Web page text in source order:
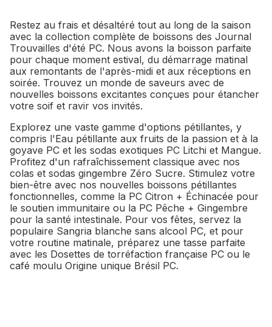
Restez au frais et désaltéré tout au long de la saison
avec la collection complète de boissons des Journal
Trouvailles d'été PC. Nous avons la boisson parfaite
pour chaque moment estival, du démarrage matinal
aux remontants de l'après-midi et aux réceptions en
soirée. Trouvez un monde de saveurs avec de
nouvelles boissons excitantes conçues pour étancher
votre soif et ravir vos invités.
Explorez une vaste gamme d'options pétillantes, y
compris l'Eau pétillante aux fruits de la passion et à la
goyave PC et les sodas exotiques PC Litchi et Mangue.
Profitez d'un rafraîchissement classique avec nos
colas et sodas gingembre Zéro Sucre. Stimulez votre
bien-être avec nos nouvelles boissons pétillantes
fonctionnelles, comme la PC Citron + Échinacée pour
le soutien immunitaire ou la PC Pêche + Gingembre
pour la santé intestinale. Pour vos fêtes, servez la
populaire Sangria blanche sans alcool PC, et pour
votre routine matinale, préparez une tasse parfaite
avec les Dosettes de torréfaction française PC ou le
café moulu Origine unique Brésil PC.